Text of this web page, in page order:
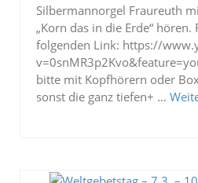
Silbermannorgel Fraureuth
„Korn das in die Erde“ hören.
folgenden Link: https://
bitte mit Kopfhörern oder
sonst die ganz tiefen+ …